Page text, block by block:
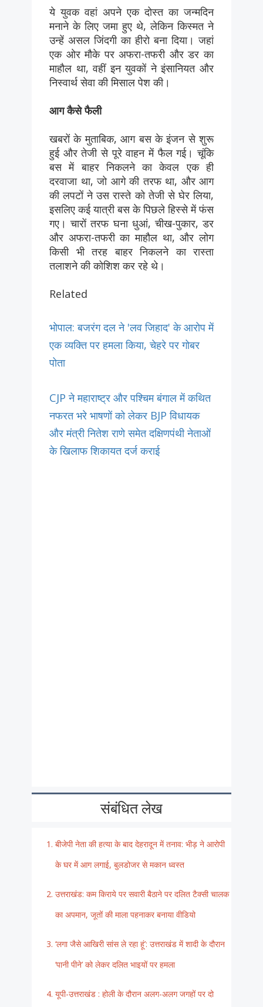
ये युवक वहां अपने एक दोस्त का जन्मदिन
मनाने के लिए जमा हुए थे, लेकिन किस्मत ने
उन्हें असल जिंदगी का हीरो बना दिया। जहां
एक ओर मौके पर अफरा-तफरी और डर का
माहौल था, वहीं इन युवकों ने इंसानियत और
निस्वार्थ सेवा की मिसाल पेश की।
आग कैसे फैली
खबरों के मुताबिक, आग बस के इंजन से शुरू
हुई और तेजी से पूरे वाहन में फैल गई। चूंकि
बस में बाहर निकलने का केवल एक ही
दरवाजा था, जो आगे की तरफ था, और आग
की लपटों ने उस रास्ते को तेजी से घेर लिया,
इसलिए कई यात्री बस के पिछले हिस्से में फंस
गए। चारों तरफ घना धुआं, चीख-पुकार, डर
और अफरा-तफरी का माहौल था, और लोग
किसी भी तरह बाहर निकलने का रास्ता
तलाशने की कोशिश कर रहे थे।
Related
भोपाल: बजरंग दल ने 'लव जिहाद' के आरोप में
एक व्यक्ति पर हमला किया, चेहरे पर गोबर
पोता
CJP ने महाराष्ट्र और पश्चिम बंगाल में कथित
नफरत भरे भाषणों को लेकर BJP विधायक
और मंत्री नितेश राणे समेत दक्षिणपंथी नेताओं
के खिलाफ शिकायत दर्ज कराई
संबंधित लेख
बीजेपी नेता की हत्या के बाद देहरादून में तनाव: भीड़ ने आरोपी
के घर में आग लगाई, बुलडोजर से मकान ध्वस्त
उत्तराखंड: कम किराये पर सवारी बैठाने पर दलित टैक्सी चालक
का अपमान, जूतों की माला पहनाकर बनाया वीडियो
‘लगा जैसे आखिरी सांस ले रहा हूं’: उत्तराखंड में शादी के दौरान
‘पानी पीने’ को लेकर दलित भाइयों पर हमला
यूपी-उत्तराखंड : होली के दौरान अलग-अलग जगहों पर दो